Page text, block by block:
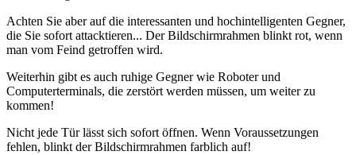
Achten Sie aber auf die interessanten und hochintelligenten Gegner,
die Sie sofort attacktieren... Der Bildschirmrahmen blinkt rot, wenn
man vom Feind getroffen wird.
Weiterhin gibt es auch ruhige Gegner wie Roboter und
Computerterminals, die zerstört werden müssen, um weiter zu
kommen!
Nicht jede Tür lässt sich sofort öffnen. Wenn Voraussetzungen
fehlen, blinkt der Bildschirmrahmen farblich auf!